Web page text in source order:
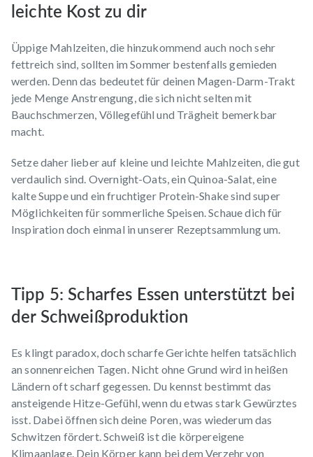
leichte Kost zu dir
Üppige Mahlzeiten, die hinzukommend auch noch sehr
fettreich sind, sollten im Sommer bestenfalls gemieden
werden. Denn das bedeutet für deinen Magen-Darm-Trakt
jede Menge Anstrengung, die sich nicht selten mit
Bauchschmerzen, Völlegefühl und Trägheit bemerkbar
macht.
Setze daher lieber auf kleine und leichte Mahlzeiten, die gut
verdaulich sind. Overnight-Oats, ein Quinoa-Salat, eine
kalte Suppe und ein fruchtiger Protein-Shakesind super
Möglichkeiten für sommerliche Speisen. Schaue dich für
Inspiration doch einmal in unserer Rezeptsammlungum.
Tipp 5: Scharfes Essen unterstützt bei
der Schweißproduktion
Es klingt paradox, doch scharfe Gerichte helfen tatsächlich
an sonnenreichen Tagen. Nicht ohne Grund wird in heißen
Ländern oft scharf gegessen. Du kennst bestimmt das
ansteigende Hitze-Gefühl, wenn du etwas stark Gewürztes
isst. Dabei öffnen sich deine Poren, was wiederum das
Schwitzen fördert. Schweiß ist die körpereigene
Klimaanlage. Dein Körper kann bei dem Verzehr von